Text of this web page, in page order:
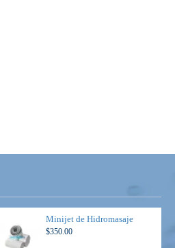
Minijet de Hidromasaje
$350.00